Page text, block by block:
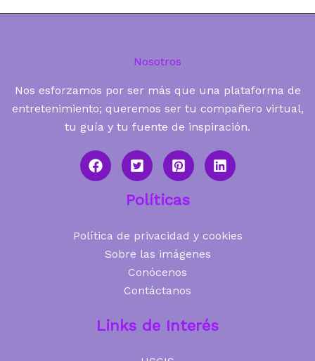
Nosotros
Nos esforzamos por ser más que una plataforma de
entretenimiento; queremos ser tu compañero virtual,
tu guía y tu fuente de inspiración.
Políticas
Política de privacidad y cookies
Sobre las imágenes
Conócenos
Contáctanos
Links de Interés